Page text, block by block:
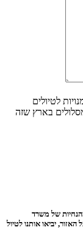
לטיולים
בארץ שזה
של משרד
יביאו אותנו לטיול